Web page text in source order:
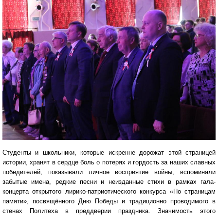
Студенты и школьники, которые искренне дорожат этой страницей
истории, хранят в сердце боль о потерях и гордость за наших славных
победителей, показывали личное восприятие войны, вспоминали
забытые имена, редкие песни и неизданные стихи в рамках гала-
концерта открытого лирико-патриотического конкурса «По страницам
памяти», посвящённого Дню Победы и традиционно проводимого в
стенах Политеха в преддверии праздника. Значимость этого